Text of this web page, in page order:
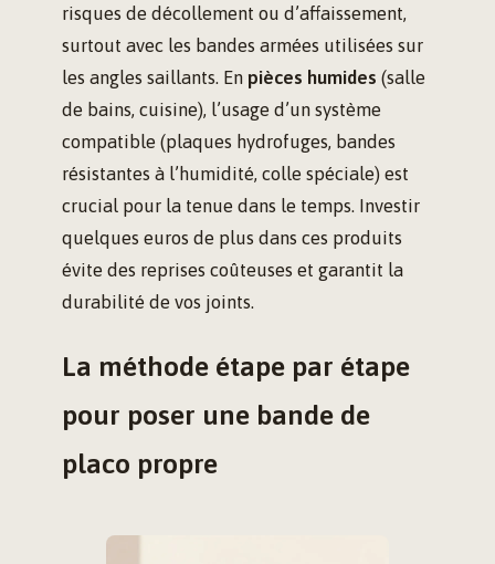
risques de décollement ou d’affaissement,
surtout avec les bandes armées utilisées sur
les angles saillants. En pièces humides (salle
de bains, cuisine), l’usage d’un système
compatible (plaques hydrofuges, bandes
résistantes à l’humidité, colle spéciale) est
crucial pour la tenue dans le temps. Investir
quelques euros de plus dans ces produits
évite des reprises coûteuses et garantit la
durabilité de vos joints.
La méthode étape par étape
pour poser une bande de
placo propre